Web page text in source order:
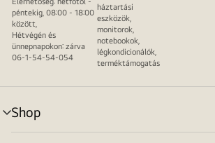
péntekig, 08:00 - 18:00
között,
Hétvégén és
ünnepnapokon: zárva
06-1-54-54-054
háztartási
eszközök,
monitorok,
notebookok,
légkondicionálók,
terméktámogatás
Shop
menu
toggle